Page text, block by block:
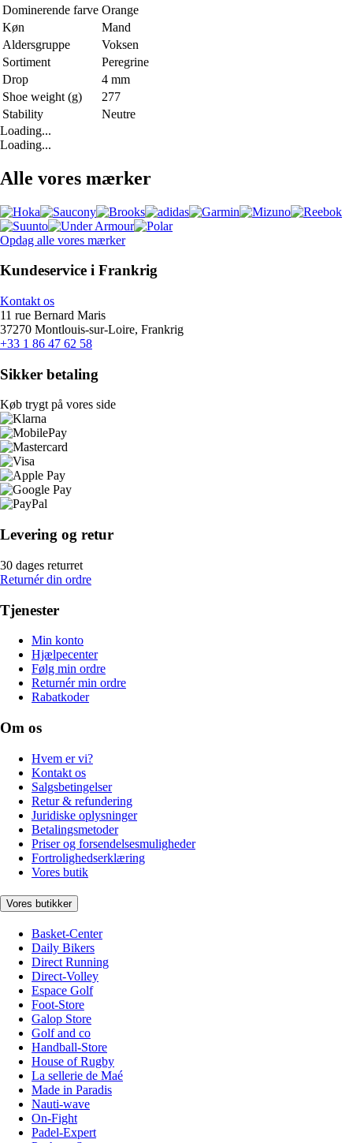
Dominerende farve Orange
Køn
Mand
Aldersgruppe
Voksen
Sortiment
Peregrine
Drop
4 mm
Shoe weight (g)
277
Stability
Neutre
Loading...
Loading...
Alle vores mærker
Opdag alle vores mærker
Kundeservice i Frankrig
Kontakt os
11 rue Bernard Maris
37270 Montlouis-sur-Loire, Frankrig
+33 1 86 47 62 58
Sikker betaling
Køb trygt på vores side
Levering og retur
30 dages returret
Returnér din ordre
Tjenester
Min konto
Hjælpecenter
Følg min ordre
Returnér min ordre
Rabatkoder
Om os
Hvem er vi?
Kontakt os
Salgsbetingelser
Retur & refundering
Juridiske oplysninger
Betalingsmetoder
Priser og forsendelsesmuligheder
Fortrolighedserklæring
Vores butik
Vores butikker
Basket-Center
Daily Bikers
Direct Running
Direct-Volley
Espace Golf
Foot-Store
Galop Store
Golf and co
Handball-Store
House of Rugby
La sellerie de Maé
Made in Paradis
Nauti-wave
On-Fight
Padel-Expert